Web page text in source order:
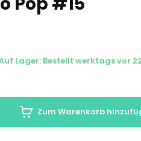
Lager: Bestellt werktags vor
Zum Warenkorb